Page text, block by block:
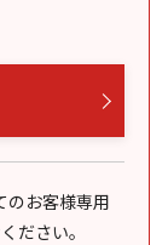
のお客様専用
ださい。